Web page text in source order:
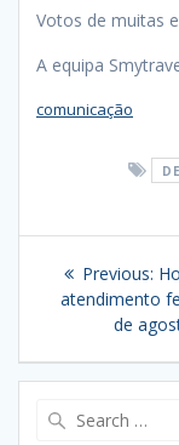
Votos de muitas
A equipa
comunicação
artigos
Previous:
atendimento
de